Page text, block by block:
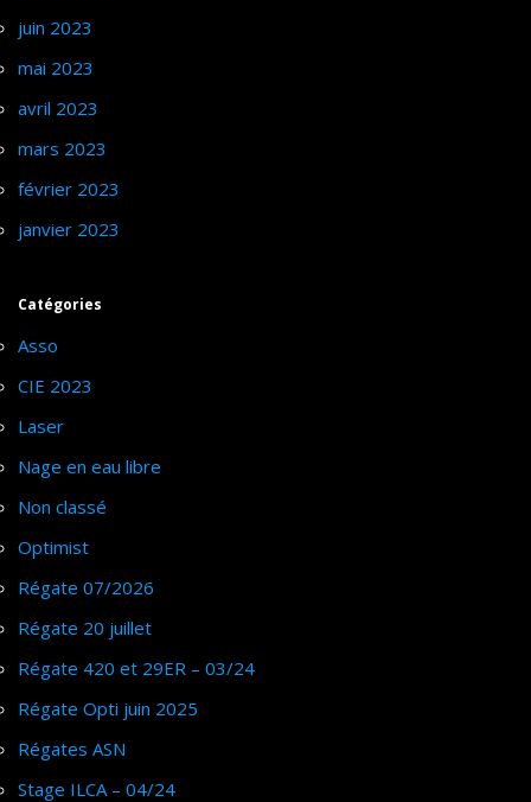
juin 2023
mai 2023
avril 2023
mars 2023
février 2023
janvier 2023
Catégories
Asso
CIE 2023
Laser
Nage en eau libre
Non classé
Optimist
Régate 07/2026
Régate 20 juillet
Régate 420 et 29ER – 03/24
Régate Opti juin 2025
Régates ASN
Stage ILCA – 04/24